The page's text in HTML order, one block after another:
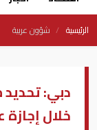
الرئيسية شؤون عربية
دبي: تحديد
خلال